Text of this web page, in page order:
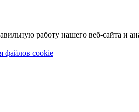
работу нашего веб-сайта и
файлов cookie